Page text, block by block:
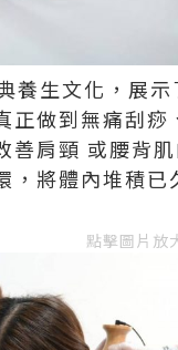
養生文化，展
正做到無痛刮
善肩頸 或腰背
，將體內堆積已
點擊圖片放